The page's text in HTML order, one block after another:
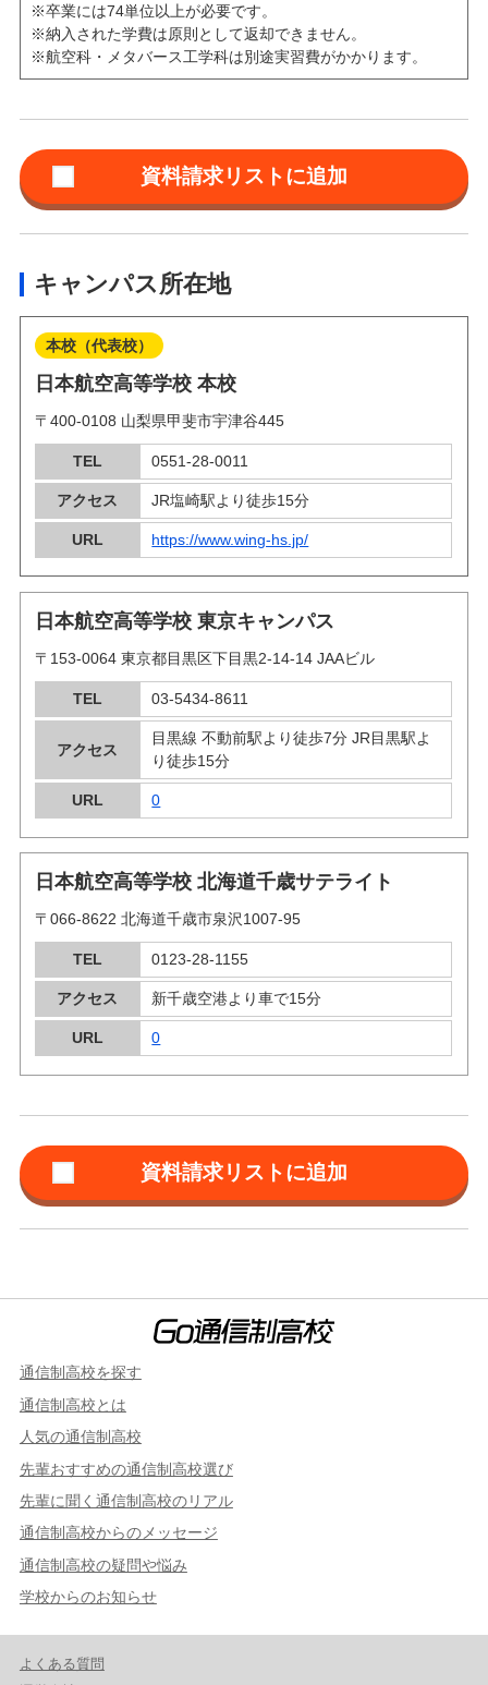
※卒業には74単位以上が必要です。
※納入された学費は原則として返却できません。
※航空科・メタバース工学科は別途実習費がかかります。
キャンパス所在地
本校（代表校）
日本航空高等学校 本校
〒400-0108 山梨県甲斐市宇津谷445
TEL 0551-28-0011
アクセス JR塩崎駅より徒歩15分
URL https://www.wing-hs.jp/
日本航空高等学校 東京キャンパス
〒153-0064 東京都目黒区下目黒2-14-14 JAAビル
TEL 03-5434-8611
アクセス
目黒線 不動前駅より徒歩7分 JR目黒駅よ
り徒歩15分
URL 0
日本航空高等学校 北海道千歳サテライト
〒066-8622 北海道千歳市泉沢1007-95
TEL 0123-28-1155
アクセス 新千歳空港より車で15分
URL 0
通信制高校を探す
通信制高校とは
人気の通信制高校
先輩おすすめの通信制高校選び
先輩に聞く通信制高校のリアル
通信制高校からのメッセージ
通信制高校の疑問や悩み
学校からのお知らせ
よくある質問